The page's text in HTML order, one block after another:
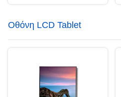
Οθόνη LCD Tablet